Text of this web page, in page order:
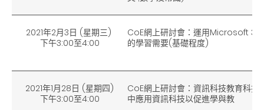
2021年2月3日 (星期三)
下午3:00至4:00
CoE網上研討會：運用Microsoft
的學習需要(基礎程度)
2021年1月28日 (星期四)
下午3:00至4:00
CoE網上研討會：資訊科技教育科技
中應用資訊科技以促進學與教